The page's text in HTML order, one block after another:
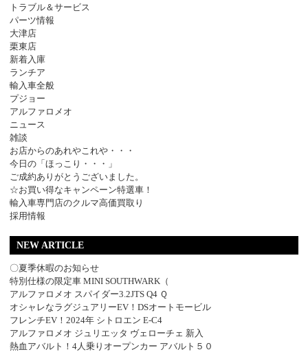
トラブル＆サービス
パーツ情報
大津店
栗東店
新着入庫
ランチア
輸入車全般
プジョー
アルファロメオ
ニュース
雑談
お店からのあれやこれや・・・
今日の「ほっこり・・・」
ご成約ありがとうございました。
☆お買い得なキャンペーン特選車！
輸入車専門店のクルマ高価買取り
採用情報
NEW ARTICLE
〇夏季休暇のお知らせ
特別仕様の限定車 MINI SOUTHWARK（
アルファロメオ スパイダー3.2JTS Q4 Ｑ
オシャレなラグジュアリーEV！DSオートモービル
フレンチEV！2024年 シトロエン E-C4
アルファロメオ ジュリエッタ ヴェローチェ 新入
熱血アバルト！4人乗りオープンカー アバルト５０